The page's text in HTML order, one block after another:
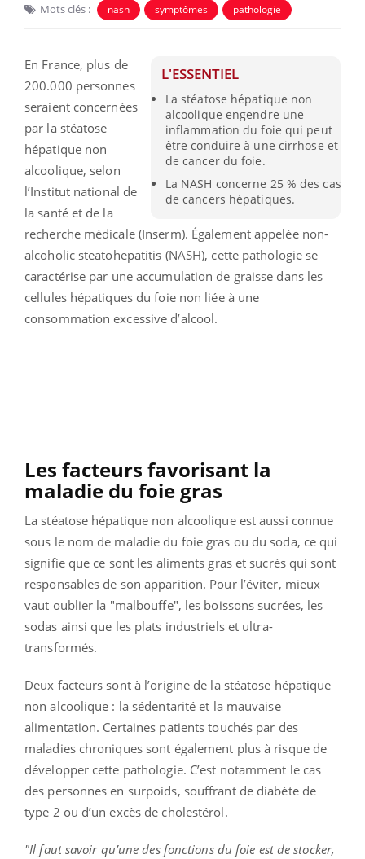
Mots clés : nash symptômes pathologie
L'ESSENTIEL
La stéatose hépatique non
alcoolique engendre une
inflammation du foie qui peut
être conduire à une cirrhose et
de cancer du foie.
La NASH concerne 25 % des cas
de cancers hépatiques.
En France, plus de
200.000 personnes
seraient concernées
par la stéatose
hépatique non
alcoolique, selon
l’Institut national de
la santé et de la
recherche médicale (Inserm). Également appelée non-
alcoholic steatohepatitis (NASH), cette pathologie se
caractérise par une accumulation de graisse dans les
cellules hépatiques du foie non liée à une
consommation excessive d’alcool.
Les facteurs favorisant la
maladie du foie gras
La stéatose hépatique non alcoolique est aussi connue
sous le nom de maladie du foie gras ou du soda, ce qui
signifie que ce sont les aliments gras et sucrés qui sont
responsables de son apparition. Pour l’éviter, mieux
vaut oublier la "malbouffe", les boissons sucrées, les
sodas ainsi que les plats industriels et ultra-
transformés.
Deux facteurs sont à l’origine de la stéatose hépatique
non alcoolique : la sédentarité et la mauvaise
alimentation. Certaines patients touchés par des
maladies chroniques sont également plus à risque de
développer cette pathologie. C’est notamment le cas
des personnes en surpoids, souffrant de diabète de
type 2 ou d’un excès de cholestérol.
"Il faut savoir qu’une des fonctions du foie est de stocker,